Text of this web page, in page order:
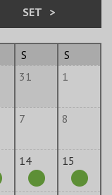
SET >
S
S
31 1
7 8
14 15